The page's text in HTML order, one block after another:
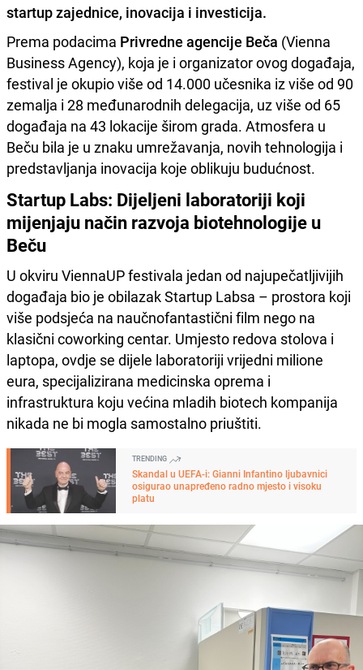
startup zajednice, inovacija i investicija.
Prema podacima Privredne agencije Beča (Vienna
Business Agency), koja je i organizator ovog događaja,
festival je okupio više od 14.000 učesnika iz više od 90
zemalja i 28 međunarodnih delegacija, uz više od 65
događaja na 43 lokacije širom grada. Atmosfera u
Beču bila je u znaku umrežavanja, novih tehnologija i
predstavljanja inovacija koje oblikuju budućnost.
Startup Labs: Dijeljeni laboratoriji koji
mijenjaju način razvoja biotehnologije u
Beču
U okviru ViennaUP festivala jedan od najupečatljivijih
događaja bio je obilazak Startup Labsa – prostora koji
više podsjeća na naučnofantastični film nego na
klasični coworking centar. Umjesto redova stolova i
laptopa, ovdje se dijele laboratoriji vrijedni milione
eura, specijalizirana medicinska oprema i
infrastruktura koju većina mladih biotech kompanija
nikada ne bi mogla samostalno priuštiti.
TRENDING
Skandal u UEFA-i: Gianni Infantino ljubavnici
osigurao unapređeno radno mjesto i visoku
platu